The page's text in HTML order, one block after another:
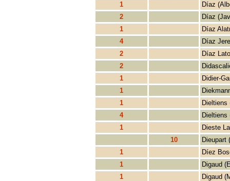
1
Díaz
2
Díaz
1
Díaz
4
Díaz
2
Díaz
2
1
Didier-
1
1
4
Dieltiens
1
Dieste
10
Dieupart
1
Díez
1
Digaud
1
Digaud